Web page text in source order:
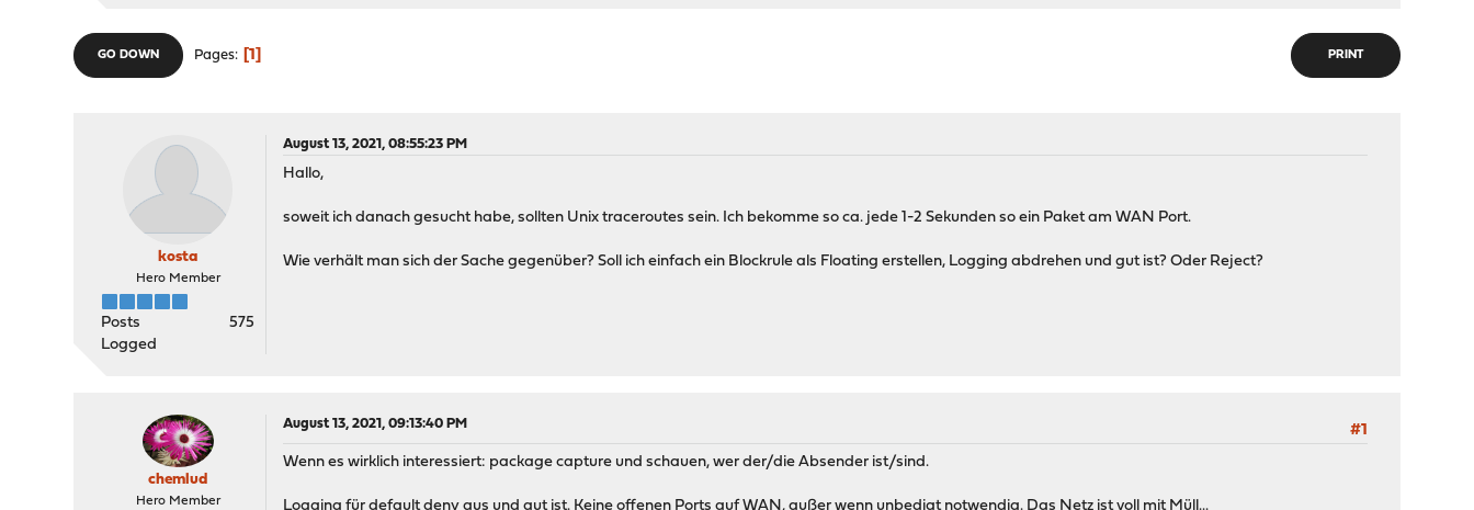
PRINT
GO DOWN Pages 1
kosta
Hero Member
Posts
575
Logged
August 13, 2021, 08:55:23 PM
Hallo,
soweit ich danach gesucht habe, sollten Unix traceroutes sein. Ich bekomme so ca. jede 1-2 Sekunden so ein Paket am WAN Port.
Wie verhält man sich der Sache gegenüber? Soll ich einfach ein Blockrule als Floating erstellen, Logging abdrehen und gut ist? Oder Reject?
chemlud
Hero Member
August 13, 2021, 09:13:40 PM
#1
Wenn es wirklich interessiert: package capture und schauen, wer der/die Absender ist/sind.
Logging für default deny aus und gut ist. Keine offenen Ports auf WAN, außer wenn unbedigt notwendig. Das Netz ist voll mit Müll...